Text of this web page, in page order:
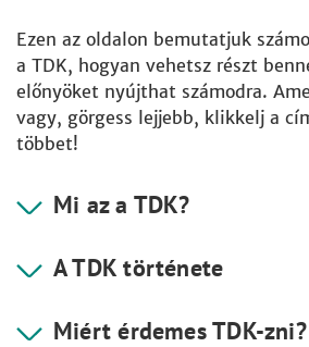
Ezen az oldalon bemutatjuk
a TDK, hogyan vehetsz részt
előnyöket nyújthat számodra.
vagy, görgess lejjebb, klikkelj a
többet!
Mi az a TDK?
A TDK története
Miért érdemes TDK-zni?